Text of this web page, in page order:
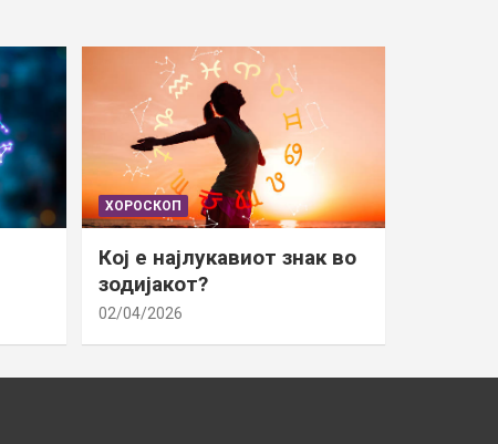
ХОРОСКОП
Кој е најлукавиот знак во
зодијакот?
02/04/2026